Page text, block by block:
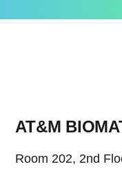
AT&M
Room 202, 2nd